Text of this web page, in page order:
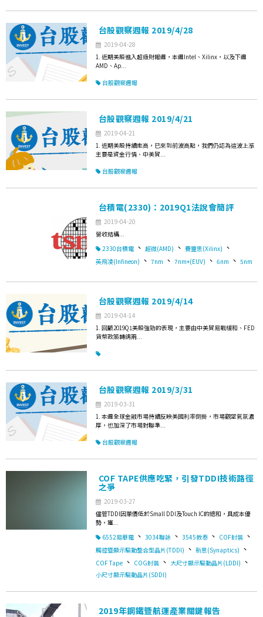
台股觀察週報 2019/4/28
2019-04-28
1. 近期美股進入超級財報週，本週Intel、Xilinx，以及下週
AMD、Ap...
台股觀察週報
台股觀察週報 2019/4/21
2019-04-21
1. 近期美股持續走高，已來到前波高點，我們仍認為這波上漲
主要是資金行情、中美貿...
台股觀察週報
台積電(2330)：2019Q1法說會簡評
2019-04-20
營收結構...
2330台積電 、 超微(AMD) 、 賽靈思(Xilinx) 、
英飛凌(Infineon) 、 7nm 、 7nm+(EUV) 、 6nm 、 5nm
台股觀察週報 2019/4/14
2019-04-14
1. 回顧2019Q1美股強勁的表現，主要由中美貿易戰緩和、FED
貨幣政策轉鴿兩...
台股觀察週報 2019/3/31
2019-03-31
1. 本週全球金融市場持續反映美國利率倒掛，市場觀望氣氛濃
厚，也加深了市場對聯準...
台股觀察週報
COF TAPE供應吃緊，引發TDDI技術路徑
之爭
2019-03-27
儘管TDDI因單價低於Small DDI及Touch IC的總和，具成本優
勢，獲...
6552易華電 、 3034聯詠 、 3545敦泰 、 COF封裝 、
觸控暨顯示驅動整合型晶片(TDDI) 、 新思(Synaptics) 、
COF Tape 、 COG封裝 、 大尺寸顯示驅動晶片(LDDI) 、
小尺寸顯示驅動晶片(SDDI)
2019年鋼鐵暨航運產業關鍵報告